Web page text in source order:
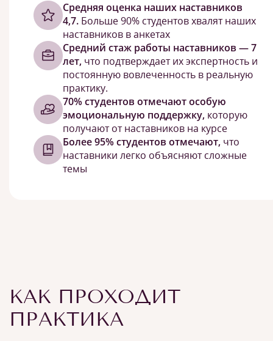
Cредняя оценка наших наставников
4,7. Больше 90% студентов хвалят наших
наставников в анкетах
Средний стаж работы наставников — 7
лет, что подтверждает их экспертность и
постоянную вовлеченность в реальную
практику.
70% студентов отмечают особую
эмоциональную поддержку, которую
получают от наставников на курсе
Более 95% студентов отмечают, что
наставники легко объясняют сложные
темы
КАК ПРОХОДИТ
ПРАКТИКА